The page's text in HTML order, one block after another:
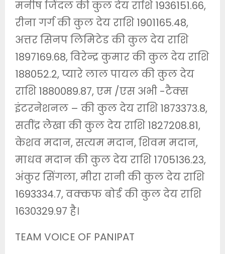
मनीष जिंदल की कुल देय राशि 1936151.66,
रीना गर्ग की कुल देय राशि 1901165.48,
अत्तर सिनप लिमिटेड की कुल देय राशि
1897169.68, विरेन्द्र कुमार की कुल देय राशि
188052.2, प्यारे लाल पायल की कुल देय
राशि 1880089.87, एम /एस अभी -टैक्स
इंटरनेशनल – की कुल देय राशि 1873373.8,
सतींद्र लेेखा की कुल देय राशि 1827208.81,
केशव मदान, सत्यम मदान, शिवम मदान,
माधव मदान की कुल देय राशि 1705136.23,
अंकुर सिंगला, मीरा रानी की कुल देय राशि
1693334.7, वक्कफ बोर्ड की कुल देय राशि
1630329.97 है।
TEAM VOICE OF PANIPAT